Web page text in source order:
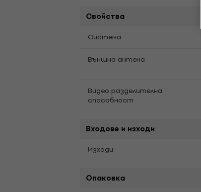
Свойства
Cистема
Bъншна антена
Видео разделителна
способност
Входове и изходи
Изходи
Опаковка